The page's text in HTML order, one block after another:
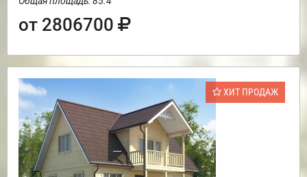
от 2806700
ХИТ ПРОДАЖ